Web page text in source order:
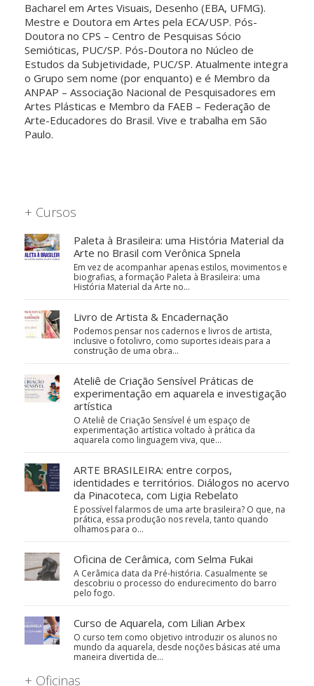
Bacharel em Artes Visuais, Desenho (EBA, UFMG).
Mestre e Doutora em Artes pela ECA/USP. Pós-
Doutora no CPS – Centro de Pesquisas Sócio
Semióticas, PUC/SP. Pós-Doutora no Núcleo de
Estudos da Subjetividade, PUC/SP. Atualmente integra
o Grupo sem nome (por enquanto) e é Membro da
ANPAP – Associação Nacional de Pesquisadores em
Artes Plásticas e Membro da FAEB – Federação de
Arte-Educadores do Brasil. Vive e trabalha em São
Paulo.
+ Cursos
Paleta à Brasileira: uma História Material da
Arte no Brasil com Verônica Spnela
Em vez de acompanhar apenas estilos, movimentos e
biografias, a formação Paleta à Brasileira: uma
História Material da Arte no…
Livro de Artista & Encadernação
Podemos pensar nos cadernos e livros de artista,
inclusive o fotolivro, como suportes ideais para a
construção de uma obra…
Ateliê de Criação Sensível Práticas de
experimentação em aquarela e investigação
artística
O Ateliê de Criação Sensível é um espaço de
experimentação artística voltado à prática da
aquarela como linguagem viva, que…
ARTE BRASILEIRA: entre corpos,
identidades e territórios. Diálogos no acervo
da Pinacoteca, com Ligia Rebelato
É possível falarmos de uma arte brasileira? O que, na
prática, essa produção nos revela, tanto quando
olhamos para o…
Oficina de Cerâmica, com Selma Fukai
A Cerâmica data da Pré-história. Casualmente se
descobriu o processo do endurecimento do barro
pelo fogo.
Curso de Aquarela, com Lilian Arbex
O curso tem como objetivo introduzir os alunos no
mundo da aquarela, desde noções básicas até uma
maneira divertida de…
+ Oficinas